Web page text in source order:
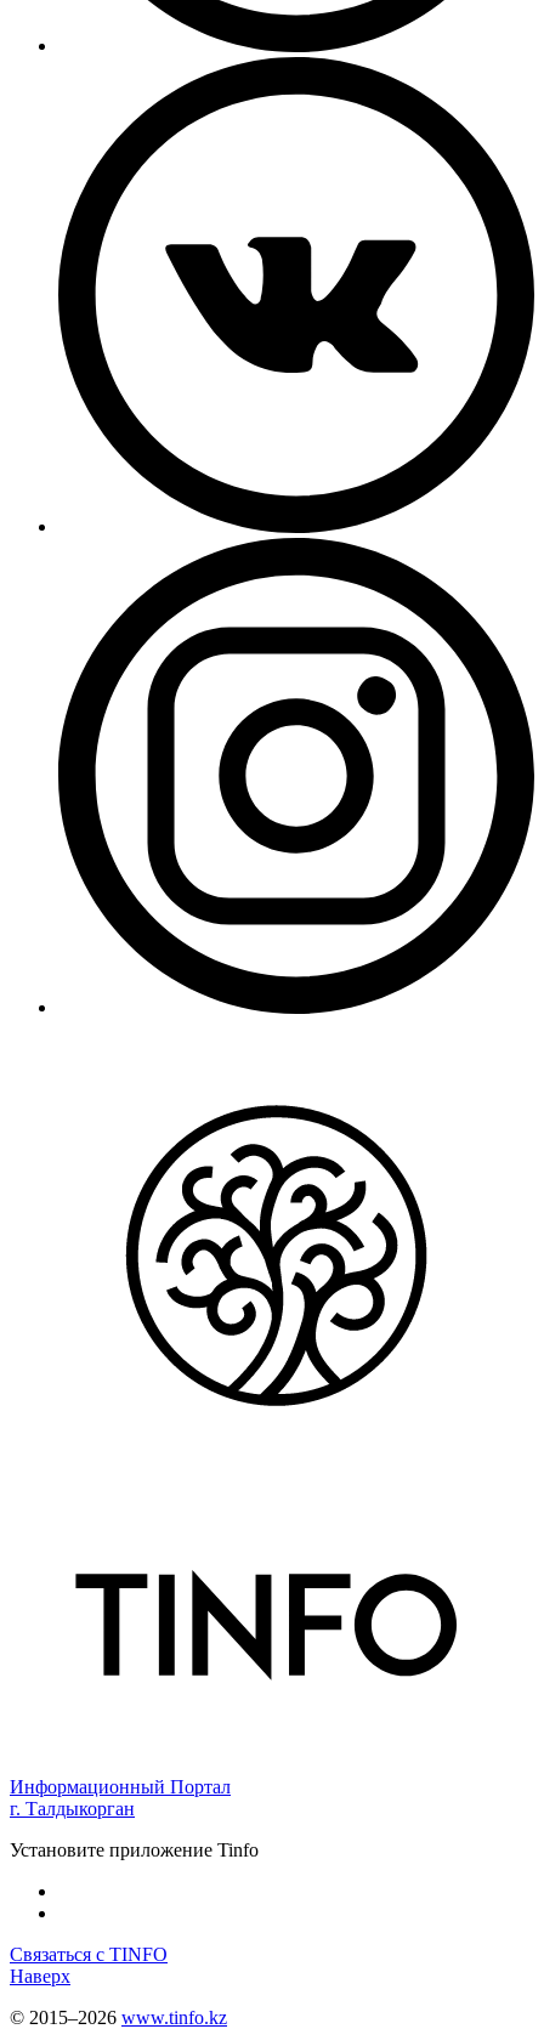
Информационный Портал
г. Талдыкорган
Установите приложение Tinfo
Связаться с TINFO
Наверх
© 2015–2026 www.tinfo.kz